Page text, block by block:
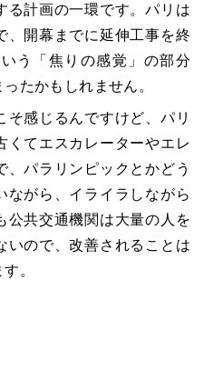
る計画の一環です。パリは
、開幕までに延伸工事を終
う「焦りの感覚」の部分
たかもしれません。
そ感じるんですけど、パリ
くてエスカレーターやエレ
パラリンピックとかどう
ながら、イライラしながら
公共交通機関は大量の人を
いので、改善されることは
。